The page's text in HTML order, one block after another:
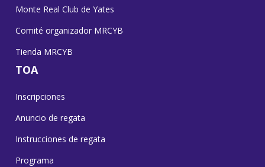
Monte Real Club de Yates
Comité organizador MRCYB
Tienda MRCYB
TOA
Inscripciones
Anuncio de regata
Instrucciones de regata
Programa